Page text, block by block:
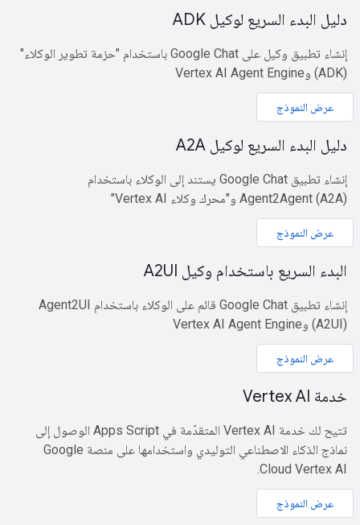
دليل البدء السريع لوكيل ADK
إنشاء تطبيق وكيل على Google Chat باستخدام "حزمة تطوير الوكلاء"
(ADK) وVertex AI Agent Engine
عرض النموذج
دليل البدء السريع لوكيل A2A
إنشاء تطبيق Google Chat يستند إلى الوكلاء باستخدام
Agent2Agent (A2A) و"محرك وكلاء Vertex AI"
عرض النموذج
البدء السريع باستخدام وكيل A2UI
إنشاء تطبيق Google Chat قائم على الوكلاء باستخدام Agent2UI
(A2UI) وVertex AI Agent Engine
عرض النموذج
خدمة Vertex AI
تتيح لك خدمة Vertex AI المتقدّمة في Apps Script الوصول إلى
نماذج الذكاء الاصطناعي التوليدي واستخدامها على منصة Google
Cloud Vertex AI.
عرض النموذج